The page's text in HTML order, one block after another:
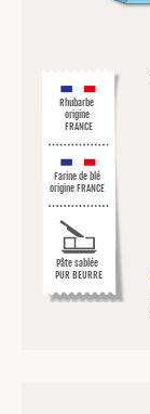
Rhubarbe
origine
FRANCE
Farine de blé
origine FRANCE
Pâte sablée
PUR BEURRE